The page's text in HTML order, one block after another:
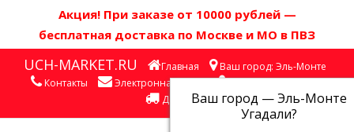
Акция! При заказе от 10000 рублей —
бесплатная доставка по Москве и МО в ПВЗ
UCH-MARKET.RU Главная Ваш город: Эль-Монте
Ваш город —Эль-Монте
Угадали?
Контакты Электронная почта
Личный кабинет
Доставка